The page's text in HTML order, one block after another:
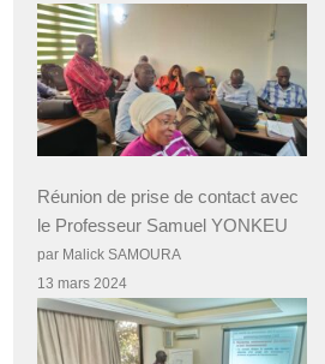
Réunion de prise de contact avec
le Professeur Samuel YONKEU
par Malick SAMOURA
13 mars 2024